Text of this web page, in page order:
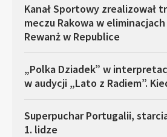
Kanał Sportowy zrealizował
meczu Rakowa w
Rewanż w Republice
„Polka Dziadek” w
w audycji „Lato z Radiem”.
Superpuchar Portugalii,
1. lidze